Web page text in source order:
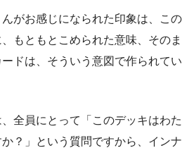
がお感じになられた印象は、この
もともとこめられた意味、そのま
ドは、そういう意図で作られてい
全員にとって「このデッキはわた
？」という質問ですから、インナ